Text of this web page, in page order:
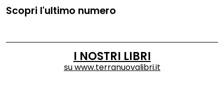
Scopri l'ultimo numero
I NOSTRI LIBRI
suwww.terranuovalibri.it